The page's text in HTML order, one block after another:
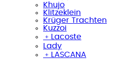
Khujo
Klitzeklein
Krüger Trachten
Kuzzoi
﹢
Lacoste
Lady
﹢
LASCANA